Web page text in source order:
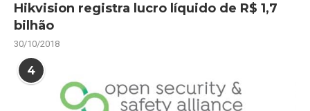
Hikvision registra lucro líquido de R$ 1,7
bilhão
30/10/2018
4